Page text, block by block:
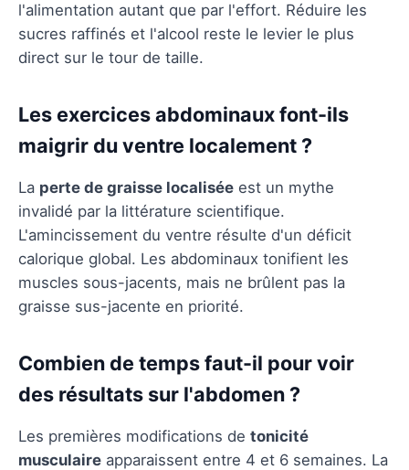
l'alimentation autant que par l'effort. Réduire les
sucres raffinés et l'alcool reste le levier le plus
direct sur le tour de taille.
Les exercices abdominaux font-ils
maigrir du ventre localement ?
La perte de graisse localisée est un mythe
invalidé par la littérature scientifique.
L'amincissement du ventre résulte d'un déficit
calorique global. Les abdominaux tonifient les
muscles sous-jacents, mais ne brûlent pas la
graisse sus-jacente en priorité.
Combien de temps faut-il pour voir
des résultats sur l'abdomen ?
Les premières modifications de tonicité
musculaire apparaissent entre 4 et 6 semaines. La